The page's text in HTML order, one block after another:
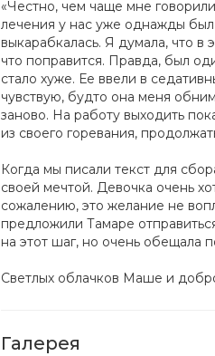
«Честно, чем чаще мне
лечения у нас уже однажды был
выкарабкалась. Я думала, что
что поправится. Правда, был
стало хуже. Ее ввели в
чувствую, будто она меня
заново. На работу выходить
из своего горевания,
Когда мы писали текст для
своей мечтой. Девочка очень
сожалению, это желание не
предложили Тамаре
на этот шаг, но очень обещала
Светлых облачков Маше и
Галерея